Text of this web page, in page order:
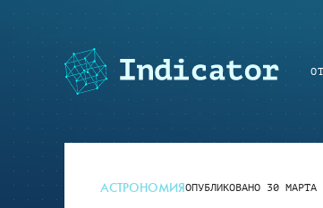
АСТРОНОМИЯОПУБЛИКОВАНО 30